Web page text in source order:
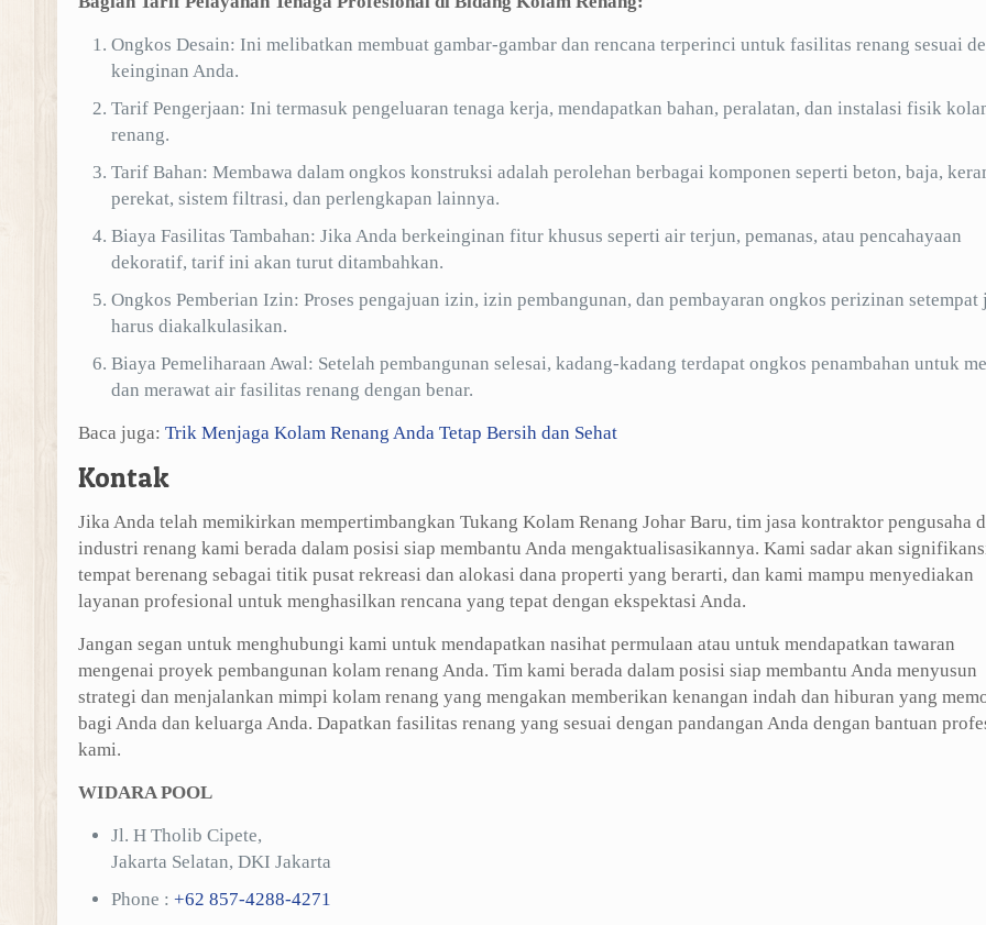
Ongkos Desain: Ini melibatkan membuat gambar-gambar dan rencana terperinci untuk fasilitas renang sesuai
keinginan Anda.
Tarif Pengerjaan: Ini termasuk pengeluaran tenaga kerja, mendapatkan bahan, peralatan, dan instalasi fisik
renang.
Tarif Bahan: Membawa dalam ongkos konstruksi adalah perolehan berbagai komponen seperti beton, baja,
perekat, sistem filtrasi, dan perlengkapan lainnya.
Biaya Fasilitas Tambahan: Jika Anda berkeinginan fitur khusus seperti air terjun, pemanas, atau pencahayaan
dekoratif, tarif ini akan turut ditambahkan.
Ongkos Pemberian Izin: Proses pengajuan izin, izin pembangunan, dan pembayaran ongkos perizinan setempat
harus diakalkulasikan.
Biaya Pemeliharaan Awal: Setelah pembangunan selesai, kadang-kadang terdapat ongkos penambahan untuk
dan merawat air fasilitas renang dengan benar.
Baca juga: Trik Menjaga Kolam Renang Anda Tetap Bersih dan Sehat
Kontak
Jika Anda telah memikirkan mempertimbangkan Tukang Kolam Renang Johar Baru, tim jasa kontraktor pengusaha
industri renang kami berada dalam posisi siap membantu Anda mengaktualisasikannya. Kami sadar akan
tempat berenang sebagai titik pusat rekreasi dan alokasi dana properti yang berarti, dan kami mampu menyediakan
layanan profesional untuk menghasilkan rencana yang tepat dengan ekspektasi Anda.
Jangan segan untuk menghubungi kami untuk mendapatkan nasihat permulaan atau untuk mendapatkan tawaran
mengenai proyek pembangunan kolam renang Anda. Tim kami berada dalam posisi siap membantu Anda menyusun
strategi dan menjalankan mimpi kolam renang yang mengakan memberikan kenangan indah dan hiburan yang
bagi Anda dan keluarga Anda. Dapatkan fasilitas renang yang sesuai dengan pandangan Anda dengan bantuan
kami.
WIDARA POOL
Jl. H Tholib Cipete,
Jakarta Selatan, DKI Jakarta
Phone : +62 857-4288-4271